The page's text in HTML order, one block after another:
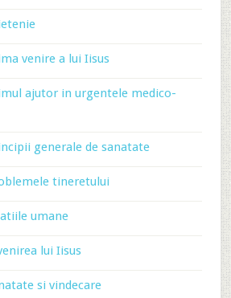
venire a lui Iisus
ajutor in urgentele medico-
generale de sanatate
tineretului
umane
lui Iisus
si vindecare